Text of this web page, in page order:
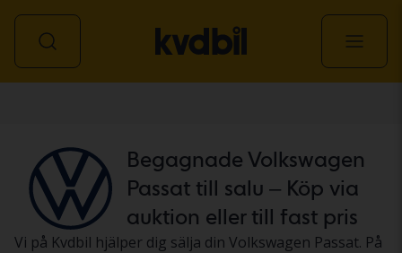
Begagnade Volkswagen
Passat till salu – Köp via
auktion eller till fast pris
Vi på Kvdbil hjälper dig sälja din Volkswagen Passat. På